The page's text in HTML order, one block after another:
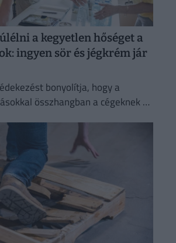
a kegyetlen hőséget a
ingyen sör és jégkrém jár
bonyolítja, hogy a
összhangban a cégeknek az